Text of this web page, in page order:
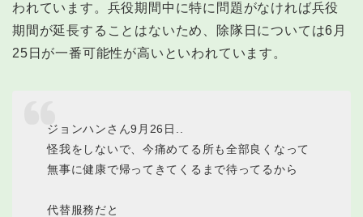
われています。兵役期間中に特に問題がなければ兵役
期間が延長することはないため、除隊日については6月
25日が一番可能性が高いといわれています。
ジョンハンさん9月26日..
怪我をしないで、今痛めてる所も全部良くなって
無事に健康で帰ってきてくるまで待ってるから
代替服務だと